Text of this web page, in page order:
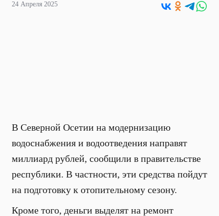
24 Апреля 2025
В Северной Осетии на модернизацию
водоснабжения и водоотведения направят
миллиард рублей, сообщили в правительстве
республики. В частности, эти средства пойдут
на подготовку к отопительному сезону.
Кроме того, деньги выделят на ремонт